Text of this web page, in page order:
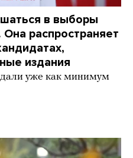
в выборы
распространяет
издания
уже как минимум